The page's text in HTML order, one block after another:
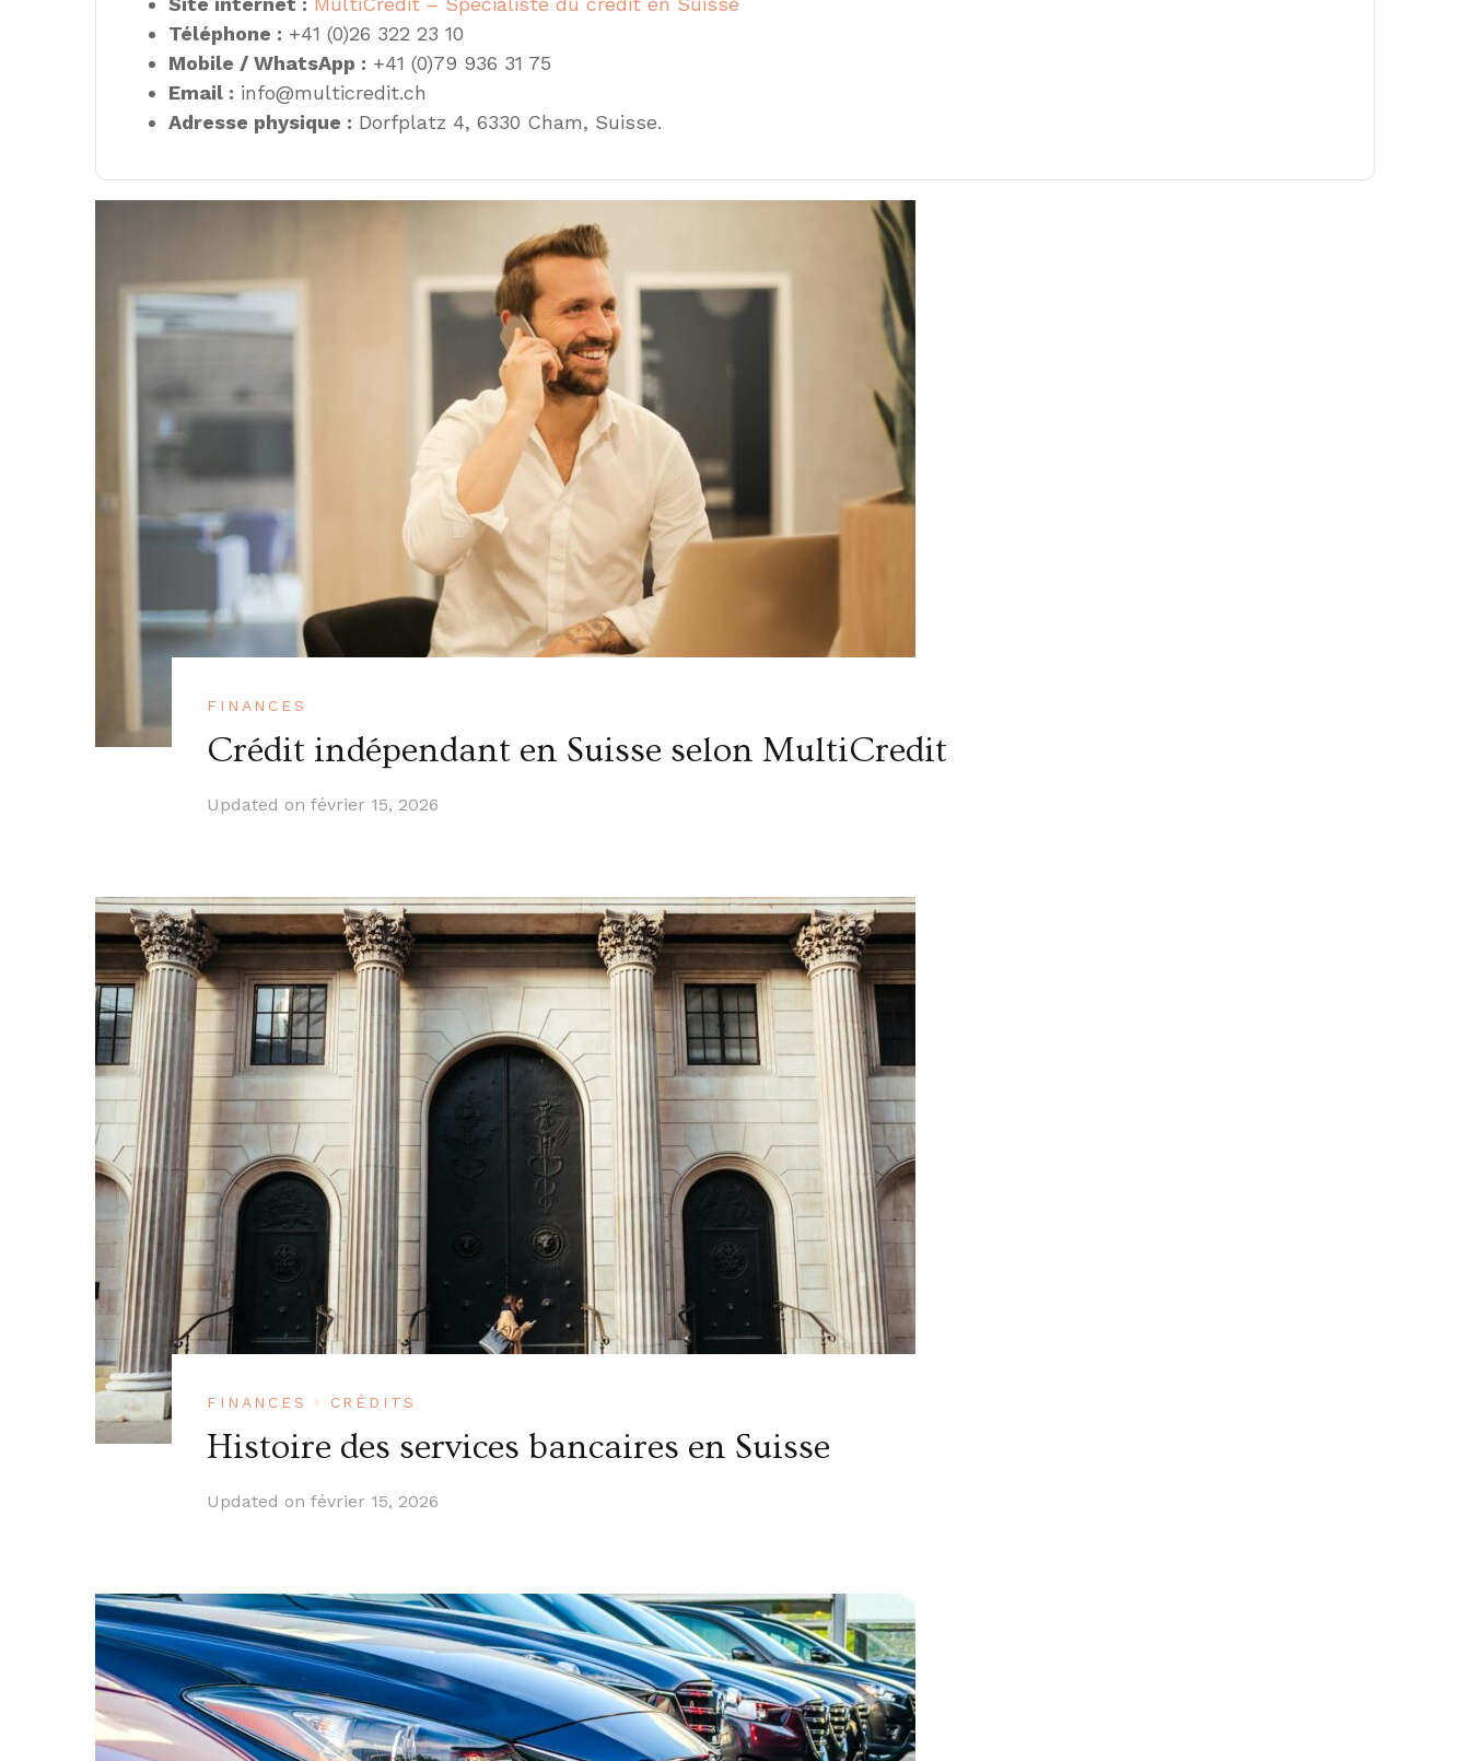
Téléphone : +41 (0)26 322 23 10
Mobile / WhatsApp : +41 (0)79 936 31 75
Email : info@multicredit.ch
Adresse physique : Dorfplatz 4, 6330 Cham, Suisse.
FINANCES
Crédit indépendant en Suisse selon MultiCredit
Updated onfévrier 15, 2026
FINANCES CRÉDITS
Histoire des services bancaires en Suisse
Updated onfévrier 15, 2026